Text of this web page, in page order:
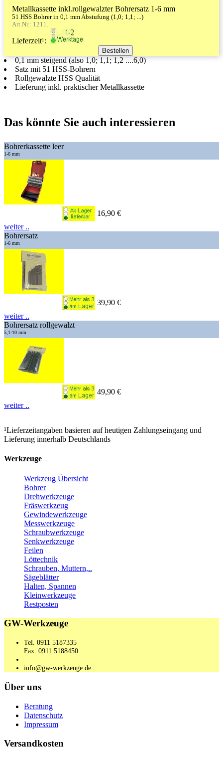
Metallkassette inkl.rollgewalzter Bohrersatz 1-6 mm
51 HSS Bohrer in 0,1 mm Abstufung (1,0; 1,1; ...)
Art.Nr.: 1211.
Lieferzeit¹:
0,1 mm steigend (also 1,0; 1,1; 1,2 ....6,0)
Satz mit 51 HSS-Bohrern
Rollgewalzte HSS Qualität
Lieferung inkl. praktischer Metallkassette
Das könnte Sie auch interessieren
Bohrerkassette leer
1-6 mm
16,90 €
weiter ..
Bohrersatz
1-6 mm
39,90 €
weiter ..
Bohrersatz rollgewalzt
5,1-10 mm
49,90 €
weiter ..
¹Lieferzeitangaben basieren auf heutigen Zahlungseingang und
Lieferung innerhalb Deutschlands
Werkzeuge
Werkzeug Übersicht
Bohrer
Drehwerkzeuge
Fräswerkzeug
Gewindewerkzeuge
Messwerkzeuge
Schraubwerkzeuge
Senkwerkzeuge
Feilen
Löttechnik
Schrauben, Muttern,..
Sägeblätter
Halten, Spannen
Kleinwerkzeuge
Restposten
GW-Werkzeuge
Tel. 0911 5187335
Fax: 0911 5188450
info@gw-werkzeuge.de
Über uns
Beratung
Datenschutz
Impressum
Versandkosten